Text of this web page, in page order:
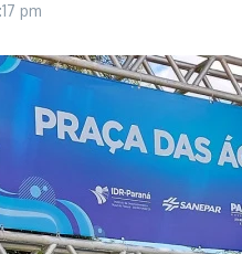
pm